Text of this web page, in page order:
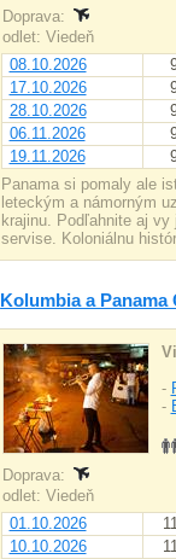
Doprava:
odlet: Viedeň
08.10.2026
17.10.2026
28.10.2026
06.11.2026
19.11.2026
Panama si pomaly ale
leteckým a námorným
krajinu. Podľahnite aj
servise. Koloniálnu
Kolumbia a Panama
-
-
Doprava:
odlet: Viedeň
01.10.2026
10.10.2026